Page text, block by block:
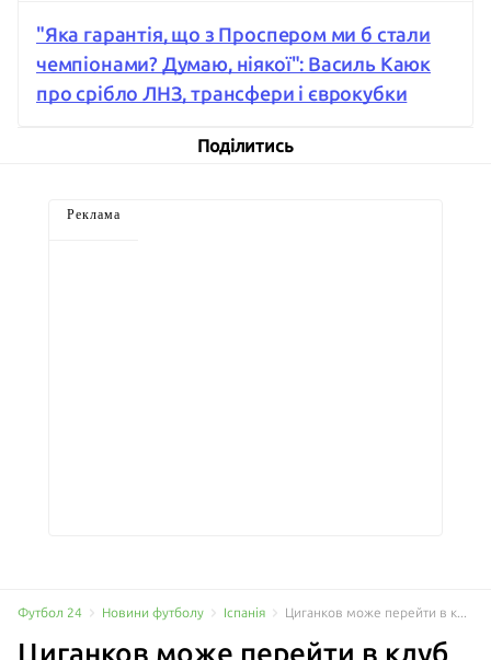
"Яка гарантія, що з Проспером ми б стали
чемпіонами? Думаю, ніякої": Василь Каюк
про срібло ЛНЗ, трансфери і єврокубки
Поділитись
Реклама